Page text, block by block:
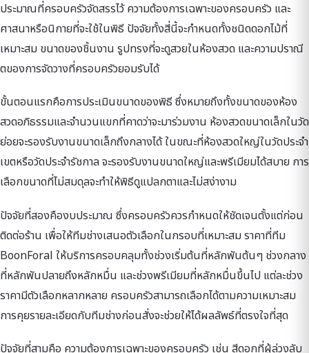
ประมาณที่ครอบครัวจัดสรรไว้ ความต้องการเฉพาะของครอบครัว และ
ศาสนาหรือนิกายที่จะใช้ในพิธี ปัจจัยทั้งสี่นี้จะกำหนดทั้งชนิดดอกไม้ที่
เหมาะสม ขนาดของชิ้นงาน รูปทรงที่จะดูสวยในห้องสวด และความปราณี
ตของการจัดวางที่ครอบครัวยอมรับได้
ขั้นตอนแรกคือการประเมินขนาดของพิธี ซึ่งหมายถึงทั้งขนาดของห้อง
สวดอภิธรรมและจำนวนแขกที่คาดว่าจะมาร่วมงาน ห้องสวดขนาดเล็กในวัด
ย่อยจะรองรับงานขนาดเล็กถึงกลางได้ ในขณะที่ห้องสวดใหญ่ในวัดประจำ
เขตหรือวัดประจำรัชกาล จะรองรับงานขนาดใหญ่และพรีเมียมได้สบาย การ
เลือกขนาดที่ไม่สมดุลจะทำให้พิธีดูแปลกตาและไม่สง่างาม
ปัจจัยที่สองคืองบประมาณ ซึ่งครอบครัวควรกำหนดให้ชัดเจนตั้งแต่ก่อน
ติดต่อร้าน เพื่อให้ทีมช่างเสนอตัวเลือกในกรอบที่เหมาะสม ราคาที่ทีม
BoonForal ให้บริการครอบคลุมทั้งช่วงเริ่มต้นที่หลักพันต้นๆ ช่วงกลาง
ที่หลักพันปลายถึงหลักหมื่น และช่วงพรีเมียมที่หลักหมื่นขึ้นไป แต่ละช่วง
ราคามีตัวเลือกหลากหลาย ครอบครัวสามารถเลือกได้ตามความเหมาะสม
การคุยรายละเอียดกับทีมช่างก่อนสั่งจะช่วยให้ได้ผลลัพธ์ที่ตรงใจที่สุด
ปัจจัยที่สามคือ ความต้องการเฉพาะของครอบครัว เช่น สีดอกที่ผู้ล่วงลับ